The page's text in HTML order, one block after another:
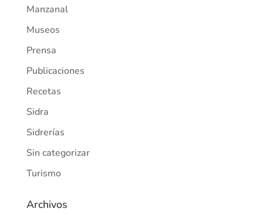
Manzanal
Museos
Prensa
Publicaciones
Recetas
Sidra
Sidrerías
Sin categorizar
Turismo
Archivos